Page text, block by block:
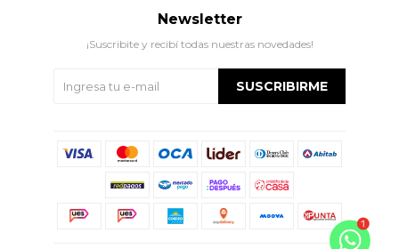
Newsletter
¡Suscribite y recibí todas nuestras novedades!
SUSCRIBIRME